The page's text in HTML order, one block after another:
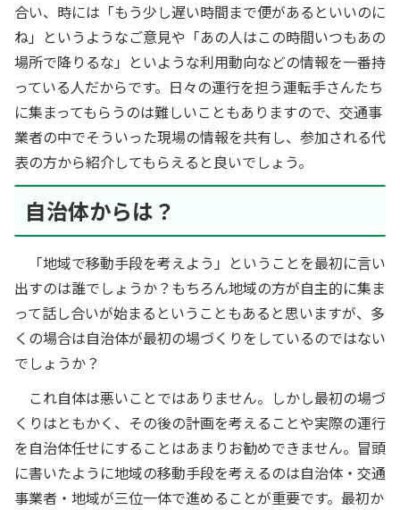
合い、時には「もう少し遅い時間まで便があるといいのに
ね」というようなご意見や「あの人はこの時間いつもあの
場所で降りるな」といような利用動向などの情報を一番持
っている人だからです。日々の運行を担う運転手さんたち
に集まってもらうのは難しいこともありますので、交通事
業者の中でそういった現場の情報を共有し、参加される代
表の方から紹介してもらえると良いでしょう。
自治体からは？
「地域で移動手段を考えよう」ということを最初に言い
出すのは誰でしょうか？もちろん地域の方が自主的に集ま
って話し合いが始まるということもあると思いますが、多
くの場合は自治体が最初の場づくりをしているのではない
でしょうか？
これ自体は悪いことではありません。しかし最初の場づ
くりはともかく、その後の計画を考えることや実際の運行
を自治体任せにすることはあまりお勧めできません。冒頭
に書いたように地域の移動手段を考えるのは自治体・交通
事業者・地域が三位一体で進めることが重要です。最初か